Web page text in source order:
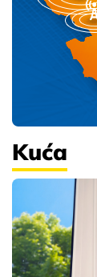
Kuća